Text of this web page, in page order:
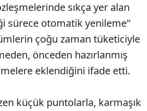
sıkça yer alan
sürece otomatik yenileme"
çoğu zaman tüketiciyle
önceden hazırlanmış
eklendiğini ifade etti.
küçük puntolarla, karmaşık